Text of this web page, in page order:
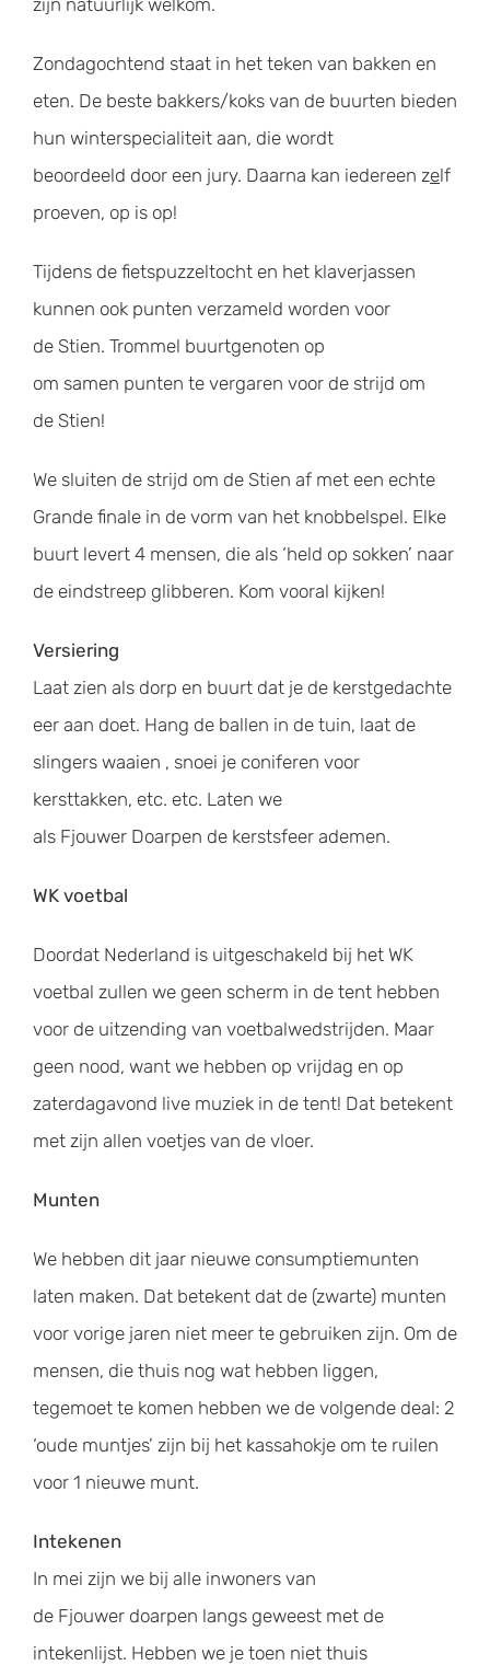
Zondagochtend staat in het teken van bakken en
eten. De beste bakkers/koks van de buurten bieden
hun winterspecialiteit aan, die wordt
beoordeeld door een jury. Daarna kan iedereen zelf
proeven, op is op!
Tijdens de fietspuzzeltocht en het klaverjassen
kunnen ook punten verzameld worden voor
de Stien. Trommel buurtgenoten op
om samen punten te vergaren voor de strijd om
de Stien!
We sluiten de strijd om de Stien af met een echte
Grande finale in de vorm van het knobbelspel. Elke
buurt levert 4 mensen, die als ‘held op sokken’ naar
de eindstreep glibberen. Kom vooral kijken!
Versiering
Laat zien als dorp en buurt dat je de kerstgedachte
eer aan doet. Hang de ballen in de tuin, laat de
slingers waaien , snoei je coniferen voor
kersttakken, etc. etc. Laten we
als Fjouwer Doarpen de kerstsfeer ademen.
WK voetbal
Doordat Nederland is uitgeschakeld bij het WK
voetbal zullen we geen scherm in de tent hebben
voor de uitzending van voetbalwedstrijden. Maar
geen nood, want we hebben op vrijdag en op
zaterdagavond live muziek in de tent! Dat betekent
met zijn allen voetjes van de vloer.
Munten
We hebben dit jaar nieuwe consumptiemunten
laten maken. Dat betekent dat de (zwarte) munten
voor vorige jaren niet meer te gebruiken zijn. Om de
mensen, die thuis nog wat hebben liggen,
tegemoet te komen hebben we de volgende deal: 2
‘oude muntjes’ zijn bij het kassahokje om te ruilen
voor 1 nieuwe munt.
Intekenen
In mei zijn we bij alle inwoners van
de Fjouwer doarpen langs geweest met de
intekenlijst. Hebben we je toen niet thuis